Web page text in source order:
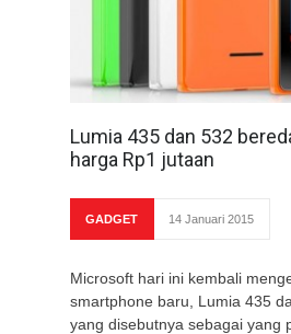
Lumia 435 dan 532
harga Rp1 jutaan
GADGET 14 Januari 2015
Microsoft hari ini kembali
smartphone baru, Lumia 435
yang disebutnya sebagai yang